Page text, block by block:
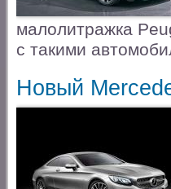
малолитражка
с такими
Новый